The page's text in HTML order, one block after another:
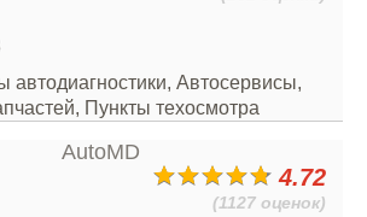
автодиагностики, Автосервисы,
Пункты техосмотра
4.72
(1127 оценок)